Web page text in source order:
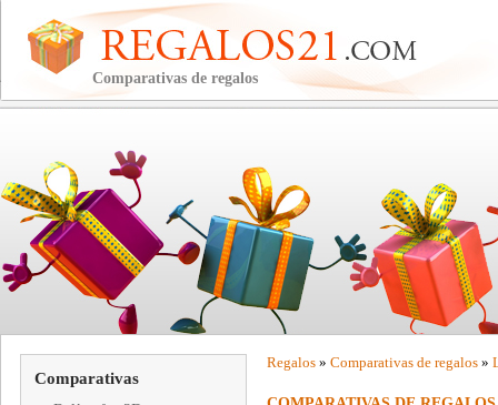
Comparativas de regalos
Comparativas
Regalos » Comparativas de regalos »